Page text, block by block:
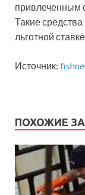
привлеченным
Такие средства
льготной
Источник:
ПОХОЖИЕ